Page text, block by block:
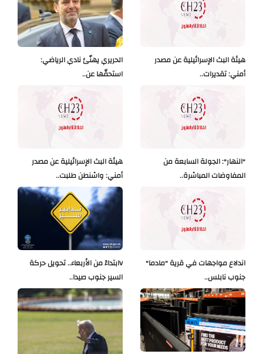
الحريري يهنّئ نادي الرياضي:
استحقّها عن..
هيئة البث الإسرائيلية عن مصدر
أمني: تقديرات..
هيئة البث الإسرائيلية عن مصدر
أمني: واشنطن طلبت..
"النهار": الجولة السابعة من
المفاوضات المباشرة..
Vابتداءً من الأربعاء.. تحويل حركة
السير جنوب صيدا..
اندلاع مواجهات في قرية "مادما"
جنوب نابلس..